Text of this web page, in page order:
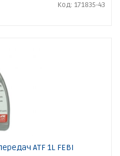
Код: 171835-43
ATF 1L FEBI